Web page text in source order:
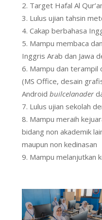
Target Hafal Al
Lulus ujian tahsin
Cakap berbahasa
Mampu membaca
Inggris Arab dan Jawa
Mampu dan terampil
(MS Office, desain
Android builcelanader
Lulus ujian sekolah
Mampu meraih
bidang non akademik
maupun non kedinasan
Mampu melanjutkan